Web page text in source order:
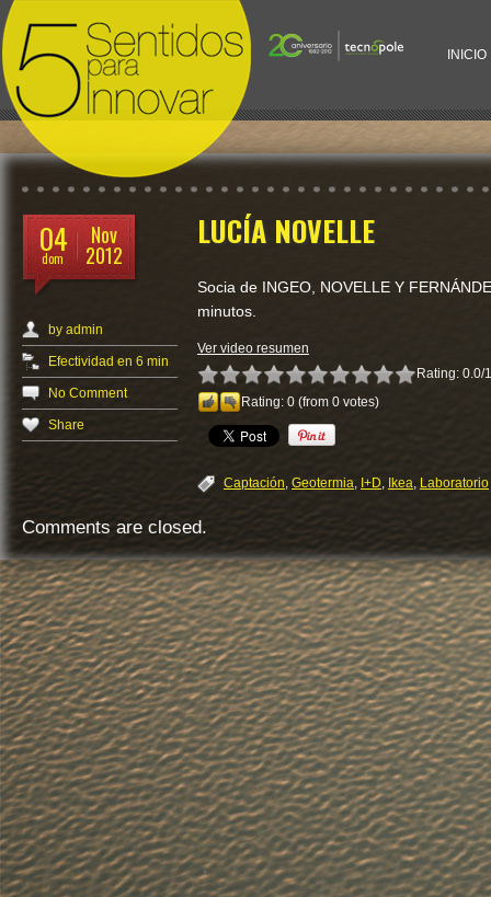
Temas
Efectividad en 6 min
innovación abierta
PARADIGMA
Recetas
Sin categoría
Pudding al aroma de buena
reputación corporativa.
Rodríguez.
La innovación
ser siempre
noviembre 13,
INICIO
04
dom
Nov
2012
by admin
Efectividad en 6 min
No Comment
Share
LUCÍA NOVELLE
Socia de INGEO, NOVELLE Y
minutos.
Ver video resumen
Rating: 0.0/
Rating: 0 (from 0 votes)
Captación, Geotermia, I+D, Ikea, Laboratorio
Comments are closed.